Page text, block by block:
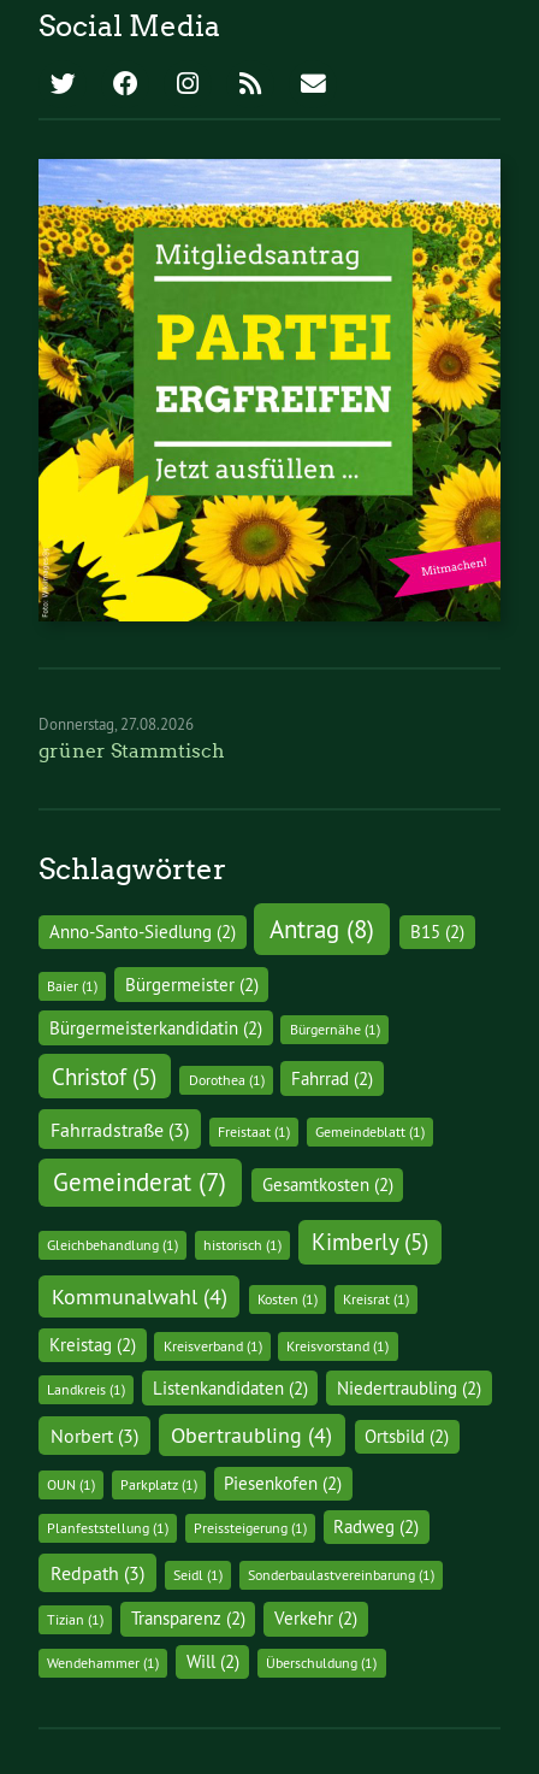
Social Media
Donnerstag 27.08.2026
grüner Stammtisch
Schlagwörter
Anno-Santo-Siedlung (2) Antrag (8) B15 (2)
Baier (1) Bürgermeister(2)
Bürgermeisterkandidatin(2) Bürgernähe(1)
Christof(5) Dorothea (1) Fahrrad (2)
Fahrradstraße(3) Freistaat (1) Gemeindeblatt(1)
Gemeinderat (7) Gesamtkosten(2)
Gleichbehandlung (1) historisch (1) Kimberly(5)
Kommunalwahl(4) Kosten (1) Kreisrat(1)
Kreistag (2) Kreisverband(1) Kreisvorstand (1)
Landkreis (1) Listenkandidaten(2) Niedertraubling (2)
Norbert(3) Obertraubling (4) Ortsbild (2)
OUN (1) Parkplatz(1) Piesenkofen (2)
Planfeststellung (1) Preissteigerung(1) Radweg (2)
Redpath (3) Seidl (1) Sonderbaulastvereinbarung(1)
Tizian (1) Transparenz (2) Verkehr(2)
Wendehammer (1) Will(2) Überschuldung (1)